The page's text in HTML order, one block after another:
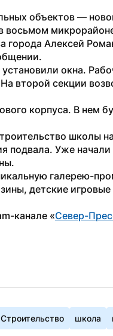
объектов —
города Алексей
окна.
второй секции
корпуса. В нем
школы
подвала. Уже
галерею-
детские
канале «Север-
Строительство школа